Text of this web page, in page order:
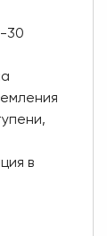
30
в